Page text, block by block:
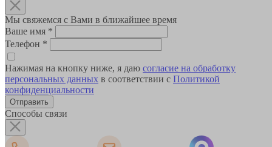
Мы свяжемся с Вами в ближайшее время
Ваше имя *
Телефон *
Нажимая на кнопку ниже, я даю согласие на обработку
персональных данных в соответствии с Политикой
конфиденциальности
Способы связи